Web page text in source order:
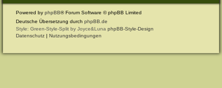
Powered byphpBB® Forum Software © phpBB Limited
Deutsche Übersetzung durchphpBB.de
Style: Green-Style-Split by Joyce&LunaphpBB-Style-Design
Datenschutz |Nutzungsbedingungen